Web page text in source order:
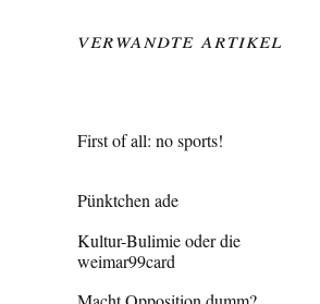
Verwandte Artikel
First of all: no sports!
Pünktchen ade
Kultur-Bulimie oder die
weimar99card